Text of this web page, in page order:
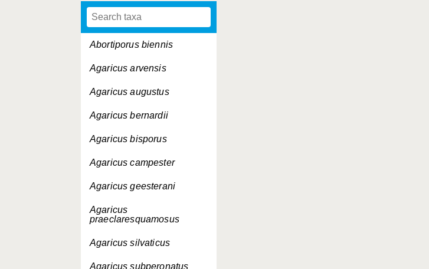
Abortiporus biennis
Agaricus arvensis
Agaricus augustus
Agaricus bernardii
Agaricus bisporus
Agaricus campester
Agaricus geesterani
Agaricus
praeclaresquamosus
Agaricus silvaticus
Agaricus subperonatus